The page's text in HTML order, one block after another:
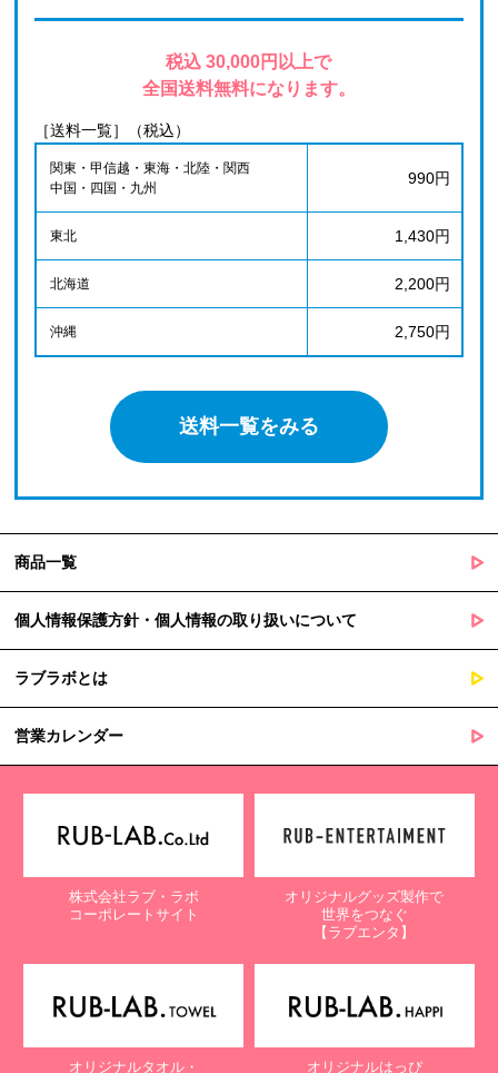
税込 30,000円以上で
全国送料無料になります。
［送料一覧］（税込）
関東・甲信越・東海・北陸・関西
中国・四国・九州
990円
東北 1,430円
北海道 2,200円
沖縄 2,750円
送料一覧をみる
商品一覧
個人情報保護方針・個人情報の取り扱いについて
ラブラボとは
営業カレンダー
株式会社ラブ・ラボ
コーポレートサイト
オリジナルグッズ製作で
世界をつなぐ
【ラブエンタ】
オリジナルタオル・ オリジナルはっぴ